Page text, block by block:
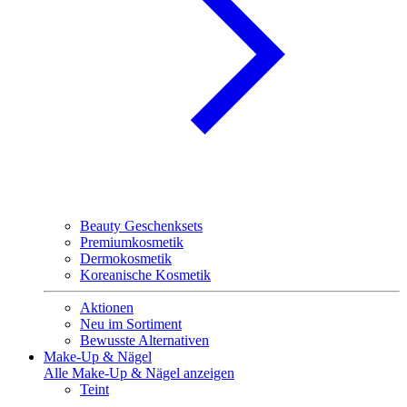
Beauty Geschenksets
Premiumkosmetik
Dermokosmetik
Koreanische Kosmetik
Aktionen
Neu im Sortiment
Bewusste Alternativen
Make-Up & Nägel
Alle Make-Up & Nägel anzeigen
Teint